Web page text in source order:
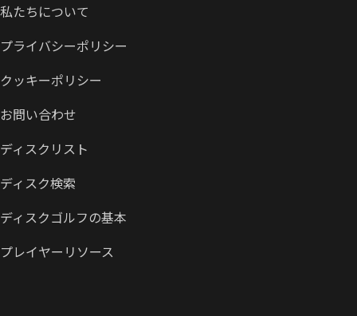
私たちについて
プライバシーポリシー
クッキーポリシー
お問い合わせ
ディスクリスト
ディスク検索
ディスクゴルフの基本
プレイヤーリソース